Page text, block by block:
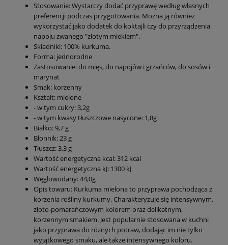
Stosowanie: Wystarczy dodać przyprawę według własnych
preferencji podczas przygotowania. Można ją również
wykorzystać jako dodatek do koktajli czy do przyrządzenia
napoju zwanego "złotym mlekiem".
Składniki: 100% kurkuma.
Forma: jednorodne
Zastosowanie: do mięs, do napojów i grzańców, do sosów i
marynat
Smak: korzenny
Kształt: mielone
- w tym cukry: 3,2g
- w tym kwasy tłuszczowe nasycone: 1,8g
Białko: 9,7 g
Błonnik: 23 g
Tłuszcz: 3,3 g
Wartość energetyczna kcal: 312 kcal
Wartość energetyczna kJ: 1300 kJ
Węglowodany: 44,0g
Opis towaru: Kurkuma mielona to przyprawa pochodząca z
korzenia rośliny kurkumy. Charakteryzuje się intensywnym,
złoto-pomarańczowym kolorem oraz delikatnym,
korzennym smakiem. Jest popularnie stosowana w kuchni
jako przyprawa do różnych potraw, dodając im nie tylko
wyjątkowego smaku, ale także intensywnego koloru.